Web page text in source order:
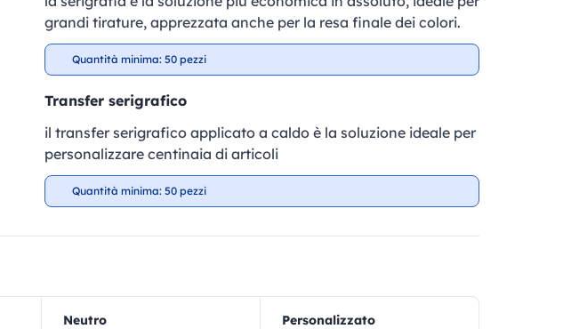
grandi tirature, apprezzata anche per la resa finale dei colori.
Quantità minima: 50 pezzi
Transfer serigrafico
il transfer serigrafico applicato a caldo è la soluzione ideale per
personalizzare centinaia di articoli
Quantità minima: 50 pezzi
Neutro Personalizzato